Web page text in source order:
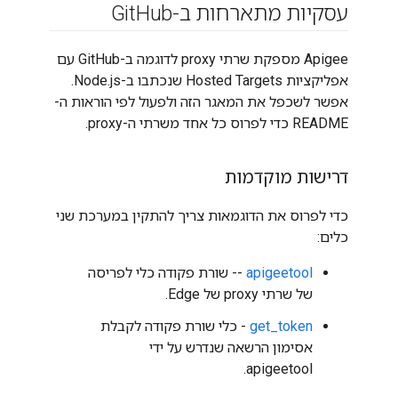
עסקיות מתארחות ב-GitHub
Apigee מספקת שרתי proxy לדוגמה ב-GitHub עם
אפליקציות Hosted Targets שנכתבו ב-Node.js.
אפשר לשכפל את המאגר הזה ולפעול לפי הוראות ה-
README כדי לפרוס כל אחד משרתי ה-proxy.
דרישות מוקדמות
כדי לפרוס את הדוגמאות צריך להתקין במערכת שני
כלים:
apigeetool -- שורת פקודה כלי לפריסה
של שרתי proxy של Edge.
get_token - כלי שורת פקודה לקבלת
אסימון הרשאה שנדרש על ידי
apigeetool.